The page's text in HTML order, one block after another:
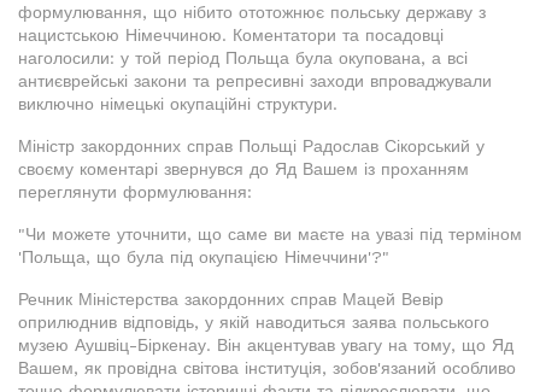
формулювання, що нібито ототожнює польську державу з
нацистською Німеччиною. Коментатори та посадовці
наголосили: у той період Польща була окупована, а всі
антиєврейські закони та репресивні заходи впроваджували
виключно німецькі окупаційні структури.
Міністр закордонних справ Польщі Радослав Сікорський у
своєму коментарі звернувся до Яд Вашем із проханням
переглянути формулювання:
"Чи можете уточнити, що саме ви маєте на увазі під терміном
'Польща, що була під окупацією Німеччини'?"
Речник Міністерства закордонних справ Мацей Вевір
оприлюднив відповідь, у якій наводиться заява польського
музею Аушвіц-Біркенау. Він акцентував увагу на тому, що Яд
Вашем, як провідна світова інституція, зобов'язаний особливо